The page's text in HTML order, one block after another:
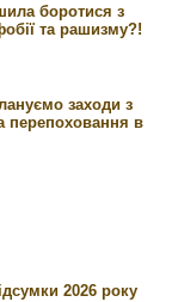
боротися з
та рашизму?!
заходи з
перепоховання в
2026 року